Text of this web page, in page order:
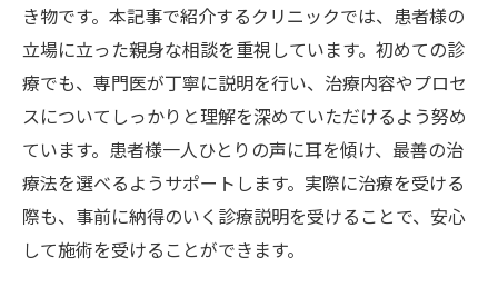
き物です。本記事で紹介するクリニックでは、患者様の
立場に立った親身な相談を重視しています。初めての診
療でも、専門医が丁寧に説明を行い、治療内容やプロセ
スについてしっかりと理解を深めていただけるよう努め
ています。患者様一人ひとりの声に耳を傾け、最善の治
療法を選べるようサポートします。実際に治療を受ける
際も、事前に納得のいく診療説明を受けることで、安心
して施術を受けることができます。